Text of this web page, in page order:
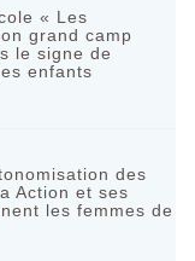
« Les
grand camp
le signe de
enfants
des
Action et ses
les femmes de